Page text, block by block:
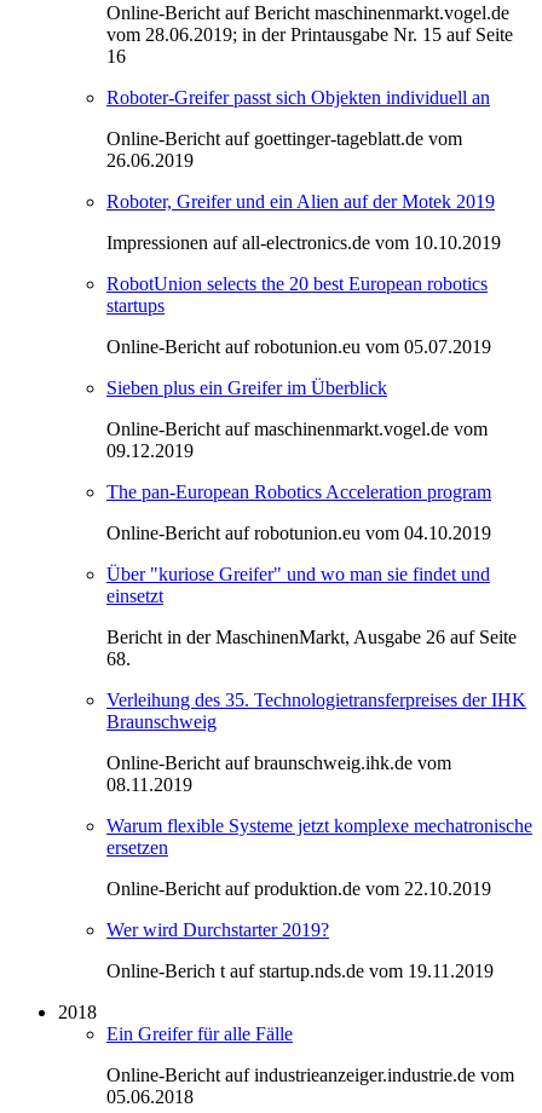
Online-Bericht auf Bericht maschinenmarkt.vogel.de
vom 28.06.2019; in der Printausgabe Nr. 15 auf Seite
16
Roboter-Greifer passt sich Objekten individuell an
Online-Bericht auf goettinger-tageblatt.de vom
26.06.2019
Roboter, Greifer und ein Alien auf der Motek 2019
Impressionen auf all-electronics.de vom 10.10.2019
RobotUnion selects the 20 best European robotics
startups
Online-Bericht auf robotunion.eu vom 05.07.2019
Sieben plus ein Greifer im Überblick
Online-Bericht auf maschinenmarkt.vogel.de vom
09.12.2019
The pan-European Robotics Acceleration program
Online-Bericht auf robotunion.eu vom 04.10.2019
Über "kuriose Greifer" und wo man sie findet und
einsetzt
Bericht in der MaschinenMarkt, Ausgabe 26 auf Seite
68.
Verleihung des 35. Technologietransferpreises der IHK
Braunschweig
Online-Bericht auf braunschweig.ihk.de vom
08.11.2019
Warum flexible Systeme jetzt komplexe mechatronische
ersetzen
Online-Bericht auf produktion.de vom 22.10.2019
Wer wird Durchstarter 2019?
Online-Berich t auf startup.nds.de vom 19.11.2019
2018
Ein Greifer für alle Fälle
Online-Bericht auf industrieanzeiger.industrie.de vom
05.06.2018